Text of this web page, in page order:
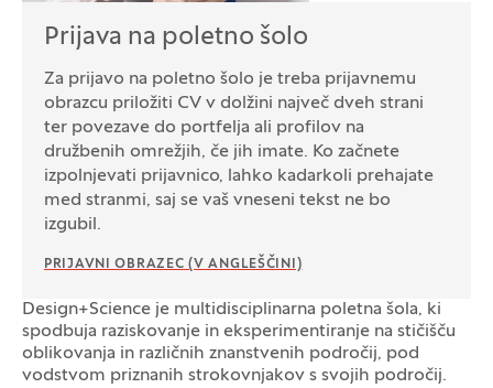
Prijava na poletno šolo
Za prijavo na poletno šolo je treba prijavnemu
obrazcu priložiti CV v dolžini največ dveh strani
ter povezave do portfelja ali profilov na
družbenih omrežjih, če jih imate. Ko začnete
izpolnjevati prijavnico, lahko kadarkoli prehajate
med stranmi, saj se vaš vneseni tekst ne bo
izgubil.
PRIJAVNI OBRAZEC (V ANGLEŠČINI)
Design+Science je multidisciplinarna poletna šola, ki
spodbuja raziskovanje in eksperimentiranje na stičišču
oblikovanja in različnih znanstvenih področij, pod
vodstvom priznanih strokovnjakov s svojih področij.